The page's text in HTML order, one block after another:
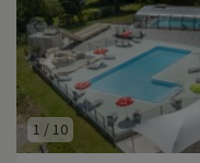
1 / 10